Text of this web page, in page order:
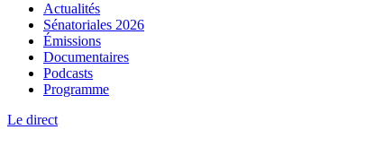
Actualités
Sénatoriales 2026
Émissions
Documentaires
Podcasts
Programme
Le direct